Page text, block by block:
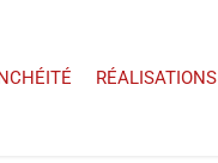
RÉALISATIONS